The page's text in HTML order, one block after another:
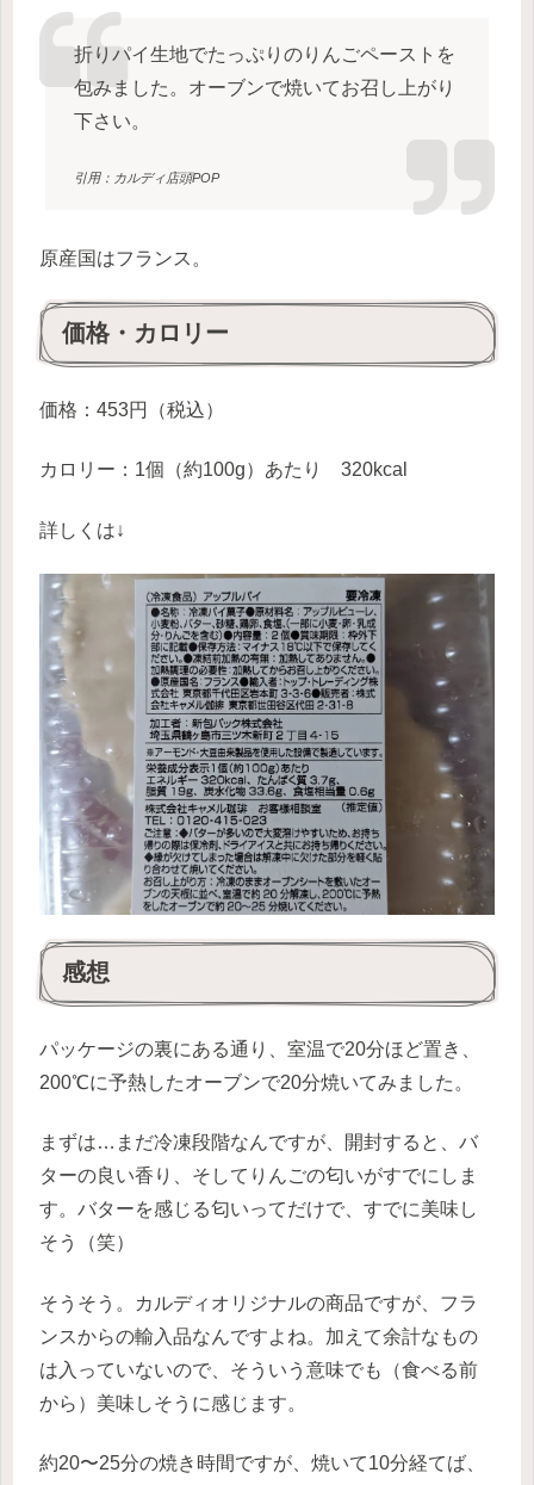
折りパイ生地でたっぷりのりんごペーストを
包みました。オーブンで焼いてお召し上がり
下さい。
引用：カルディ店頭POP
原産国はフランス。
価格・カロリー
価格：453円（税込）
カロリー：1個（約100g）あたり 320kcal
詳しくは↓
感想
パッケージの裏にある通り、室温で20分ほど置き、
200℃に予熱したオーブンで20分焼いてみました。
まずは…まだ冷凍段階なんですが、開封すると、バ
ターの良い香り、そしてりんごの匂いがすでにしま
す。バターを感じる匂いってだけで、すでに美味し
そう（笑）
そうそう。カルディオリジナルの商品ですが、フラ
ンスからの輸入品なんですよね。加えて余計なもの
は入っていないので、そういう意味でも（食べる前
から）美味しそうに感じます。
約20〜25分の焼き時間ですが、焼いて10分経てば、